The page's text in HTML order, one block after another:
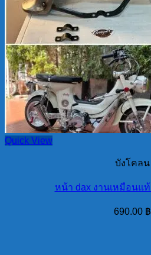
Quick View
บังโคลน
หน้า dax งานเหมือนแท้
690.00 ฿